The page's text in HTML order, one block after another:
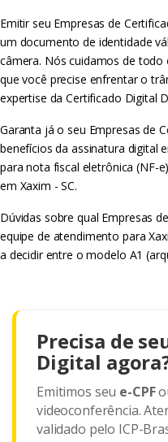
Emitir seu Empresas de
um documento de identidade
câmera. Nós cuidamos de todo
que você precise enfrentar o
expertise da Certificado Digital
Garanta já o seu Empresas de
benefícios da assinatura digital
para nota fiscal eletrônica (NF-
em Xaxim - SC.
Dúvidas sobre qual Empresas
equipe de atendimento para
a decidir entre o modelo A1
Precisa de
Digital
Emitimos seu e-CPF
videoconferência.
validado pelo ICP-